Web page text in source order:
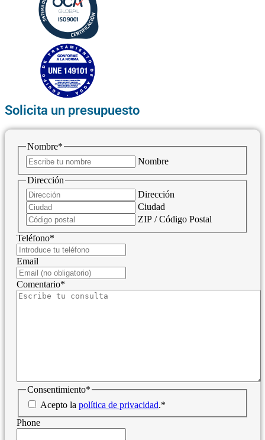
Solicita un presupuesto
Nombre*
Nombre
Dirección
Dirección
Ciudad
ZIP / Código Postal
Teléfono*
Email
Comentario*
Consentimiento*
Acepto la política de privacidad.*
Phone